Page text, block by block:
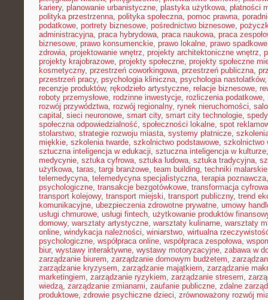
kariery, planowanie urbanistyczne, plastyka użytkowa, płatności
polityka przestrzenna, polityka społeczna, pomoc prawna,
podatkowe, portrety biznesowe, pośrednictwo biznesowe,
administracyjna, praca hybrydowa, praca naukowa, praca
biznesowe, prawo konsumenckie, prawo lokalne, prawo spadkowe
zdrowia, projektowanie wnętrz, projekty architektoniczne wnętrz,
projekty krajobrazowe, projekty społeczne, projekty społeczne
kosmetyczny, przestrzeń coworkingowa, przestrzeń publiczna,
przestrzeń pracy, psychologia kliniczna, psychologia nastolatków
recenzje produktów, rękodzieło artystyczne, relacje biznesowe,
roboty przemysłowe, rodzinne inwestycje, rozliczenia podatkowe,
rozwój przywództwa, rozwój regionalny, rynek nieruchomości,
capital , sieci neuronowe, smart city, smart city technologie,
społeczna odpowiedzialność, społeczności lokalne, spot
stolarstwo, strategie rozwoju miasta, systemy płatnicze,
miękkie, szkolenia twarde, szkolnictwo podstawowe, szkolnictwo
sztuczna inteligencja w edukacji, sztuczna inteligencja w kulturze
medycynie, sztuka cyfrowa, sztuka ludowa, sztuka tradycyjna,
użytkowa, taras, targi branżowe, team building, techniki malarskie
telemedycyna, telemedycyna specjalistyczna, terapia poznawcza
psychologiczne, transakcje bezgotówkowe, transformacja cyfrowa
transport kolejowy, transport miejski, transport publiczny, trend
komunikacyjne, ubezpieczenia zdrowotne prywatne, umowy
usługi chmurowe, usługi fintech, użytkowanie produktów
domowy, warsztaty artystyczne, warsztaty kulinarne, warsztaty
online, windykacja należności, winiarstwo, wirtualna
psychologiczne, współpraca online, współpraca zespołowa,
biur, wystawy interaktywne, wystawy motoryzacyjne, zabawa w
zarządzanie biurem, zarządzanie domowym budżetem,
zarządzanie kryzysem, zarządzanie majątkiem, zarządzanie
marketingiem, zarządzanie ryzykiem, zarządzanie stresem,
wiedzą, zarządzanie zmianami, zaufanie publiczne, zdalne
produktowe, zdrowie psychiczne dzieci, zrównoważony rozwój